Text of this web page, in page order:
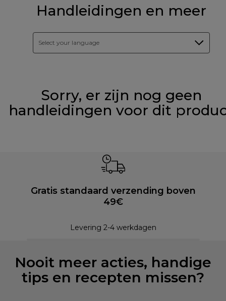
Handleidingen en meer
Select your language
Sorry, er zijn nog geen
handleidingen voor dit
Gratis standaard verzending boven
49€
Levering 2-4 werkdagen
Nooit meer acties, handige
tips en recepten missen?